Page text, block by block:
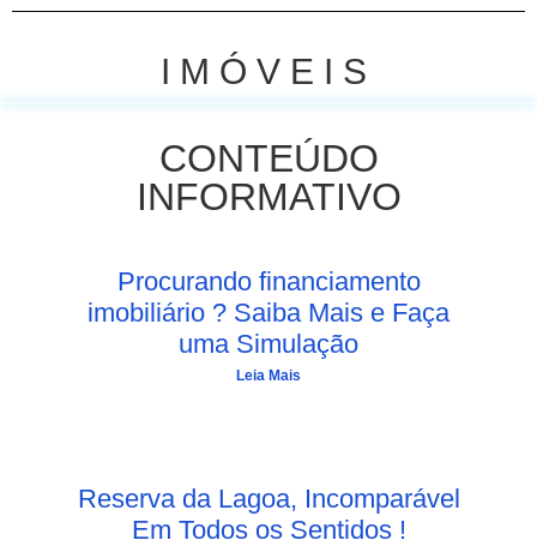
IMÓVEIS
CONTEÚDO
INFORMATIVO
Procurando financiamento
imobiliário ? Saiba Mais e Faça
uma Simulação
Leia Mais
Reserva da Lagoa, Incomparável
Em Todos os Sentidos !